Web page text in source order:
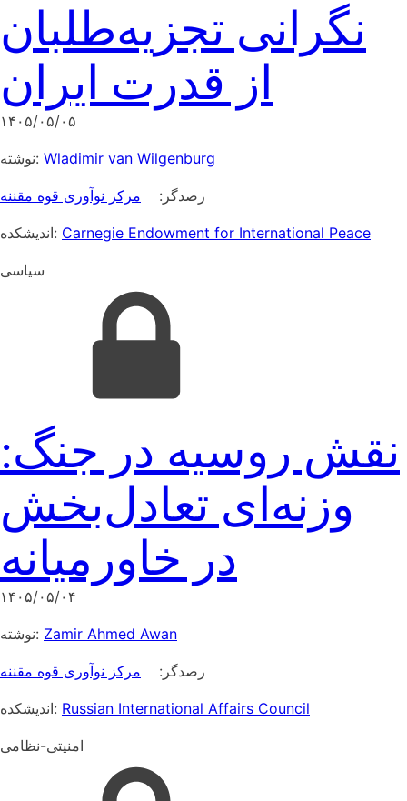
نگرانی تجزیه‌طلبان
از قدرت ایران
۱۴۰۵/۰۵/۰۵
نوشته: Wladimir van Wilgenburg
رصدگر: مرکز نوآوری قوه مقننه
اندیشکده: Carnegie Endowment for International Peace
سیاسی
نقش روسیه در جنگ:
وزنه‌ای تعادل‌بخش
در خاورمیانه
۱۴۰۵/۰۵/۰۴
نوشته: Zamir Ahmed Awan
رصدگر: مرکز نوآوری قوه مقننه
اندیشکده: Russian International Affairs Council
امنیتی-نظامی